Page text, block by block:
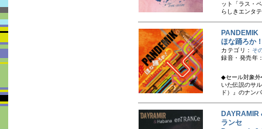
ット「ラス・
らしきエンタ
ほな踊ろ
カテゴリ： そ
録音・発売年
◆セール対象
いた伝説のサ
ド）』のナン
ランセ